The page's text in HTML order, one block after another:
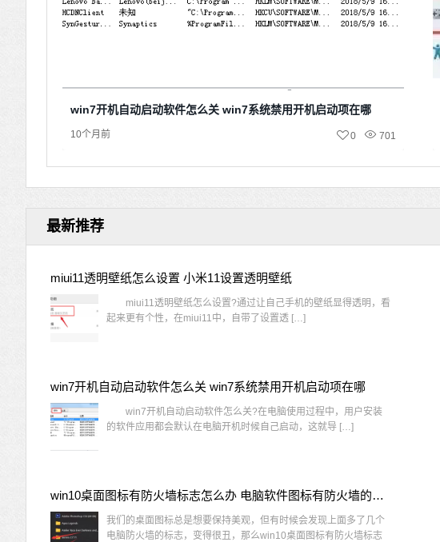
win7开机自动启动软件怎么关 win7系统禁用开机启动项在哪
10个月前 701
0
最新推荐
miui11透明壁纸怎么设置 小米11设置透明壁纸
miui11透明壁纸怎么设置?通过让自己手机的壁纸显得透明，看
起来更有个性，在miui11中，自带了设置透 […]
win7开机自动启动软件怎么关 win7系统禁用开机启动项在哪
win7开机自动启动软件怎么关?在电脑使用过程中，用户安装
的软件应用都会默认在电脑开机时候自己启动，这就导 […]
win10桌面图标有防火墙标志怎么办 电脑软件图标有防火墙的小图标怎么去掉
我们的桌面图标总是想要保持美观，但有时候会发现上面多了几个
电脑防火墙的标志，变得很丑，那么win10桌面图标有防火墙标志